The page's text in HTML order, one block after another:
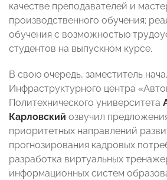
качестве преподавателей и
производственного обучения;
обучения с возможностью
студентов на выпускном курсе.
В свою очередь, заместитель
Инфраструктурного центра
Политехнического университета
Карловский озвучил
приоритетных направлений
прогнозирования кадровых
разработка виртуальных
информационных систем